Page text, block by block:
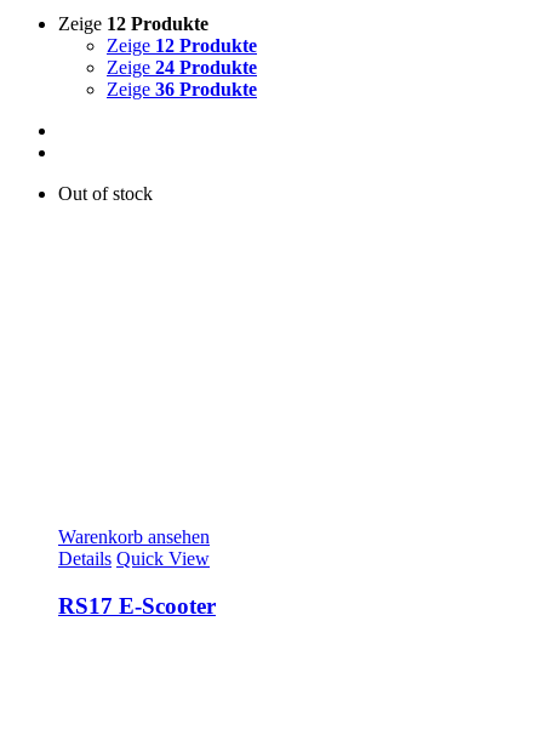
Zeige 12 Produkte
Zeige 12 Produkte
Zeige 24 Produkte
Zeige 36 Produkte
Out of stock
Warenkorb ansehen
Details Quick View
RS17 E-Scooter